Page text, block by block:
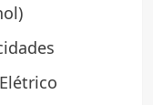
Elétrico